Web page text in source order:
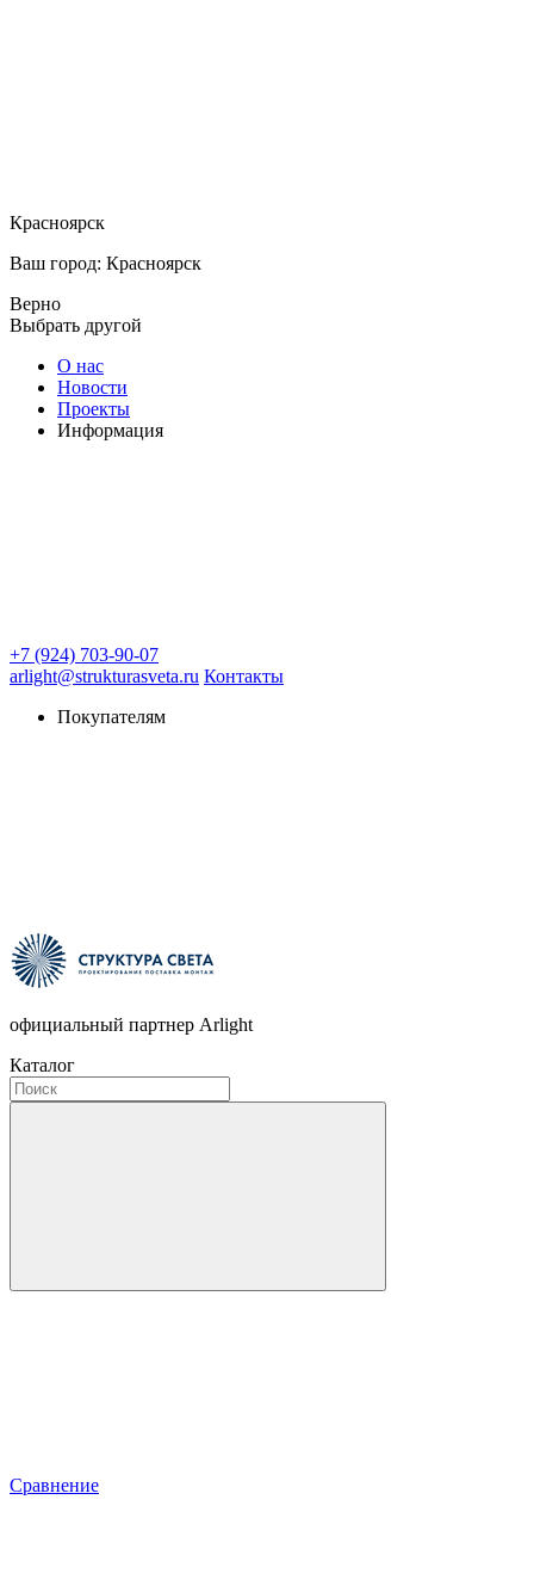
Красноярск
Ваш город: Красноярск
Верно
Выбрать другой
О нас
Новости
Проекты
Информация
+7 (924) 703-90-07
arlight@strukturasveta.ru Контакты
Покупателям
официальный партнер Arlight
Каталог
Сравнение